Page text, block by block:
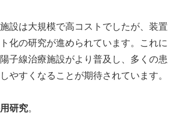
設は大規模で高コストでしたが、装置
化の研究が進められています。これに
子線治療施設がより普及し、多くの患
やすくなることが期待されています。
研究。